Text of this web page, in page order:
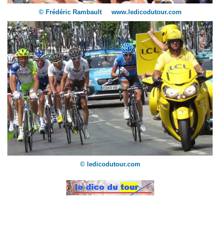
© Frédéric Rambault www.ledicodutour.com
© ledicodutour.com